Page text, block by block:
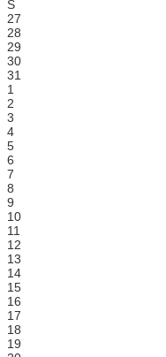
S
27
28
29
30
31
1
2
3
4
5
6
7
8
9
10
11
12
13
14
15
16
17
18
19